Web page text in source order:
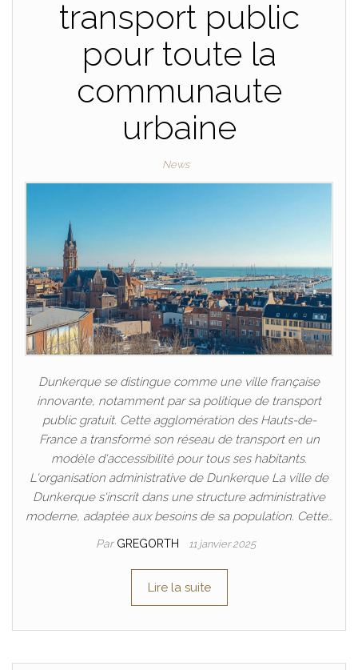
transport public
pour toute la
communaute
urbaine
News
Dunkerque se distingue comme une ville française
innovante, notamment par sa politique de transport
public gratuit. Cette agglomération des Hauts-de-
France a transformé son réseau de transport en un
modèle d'accessibilité pour tous ses habitants.
L'organisation administrative de Dunkerque La ville de
Dunkerque s'inscrit dans une structure administrative
moderne, adaptée aux besoins de sa population. Cette…
Par GREGORTH 11 janvier 2025
Lire la suite